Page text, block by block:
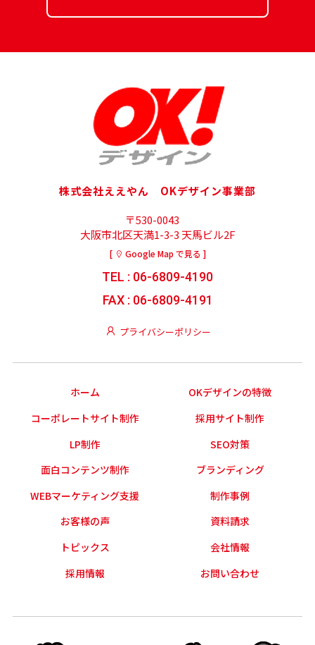
株式会社ええやん OKデザイン事業部
〒530-0043
大阪市北区天満1-3-3 天馬ビル2F
[ Google Map で見る ]
TEL : 06-6809-4190
FAX : 06-6809-4191
プライバシーポリシー
ホーム
OKデザインの特徴
コーポレートサイト制作
採用サイト制作
LP制作
SEO対策
面白コンテンツ制作
ブランディング
WEBマーケティング支援
制作事例
お客様の声
資料請求
トピックス
会社情報
採用情報
お問い合わせ